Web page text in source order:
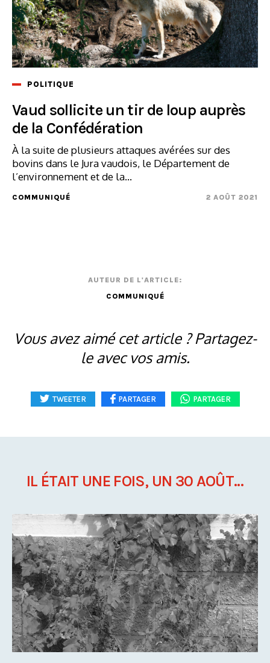
POLITIQUE
Vaud sollicite un tir de loup auprès
de la Confédération
À la suite de plusieurs attaques avérées sur des
bovins dans le Jura vaudois, le Département de
l’environnement et de la...
COMMUNIQUÉ 2 AOÛT 2021
AUTEUR DE L'ARTICLE:
COMMUNIQUÉ
Vous avez aimé cet article ? Partagez-
le avec vos amis.
TWEETER PARTAGER PARTAGER
IL ÉTAIT UNE FOIS, UN 30 AOÛT...